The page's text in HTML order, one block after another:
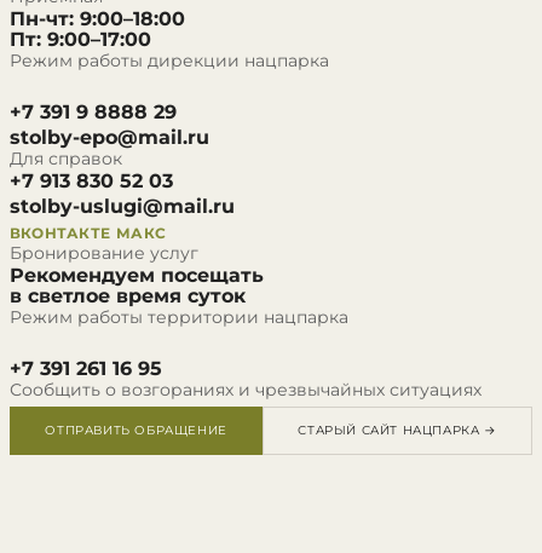
Пн-чт: 9:00–18:00
Пт: 9:00–17:00
Режим работы дирекции нацпарка
+7 391 9 8888 29
stolby-epo@mail.ru
Для справок
+7 913 830 52 03
stolby-uslugi@mail.ru
ВКОНТАКТЕ МАКС
Бронирование услуг
Рекомендуем посещать
в светлое время суток
Режим работы территории нацпарка
+7 391 261 16 95
Сообщить о возгораниях и чрезвычайных ситуациях
ОТПРАВИТЬ ОБРАЩЕНИЕ СТАРЫЙ САЙТ НАЦПАРКА →